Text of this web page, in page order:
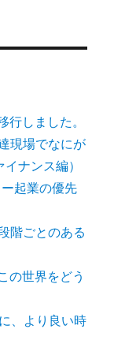
しました。
現場でなにが
ナンス編）
起業の優先
階ごとのある
の世界をどう
、より良い時